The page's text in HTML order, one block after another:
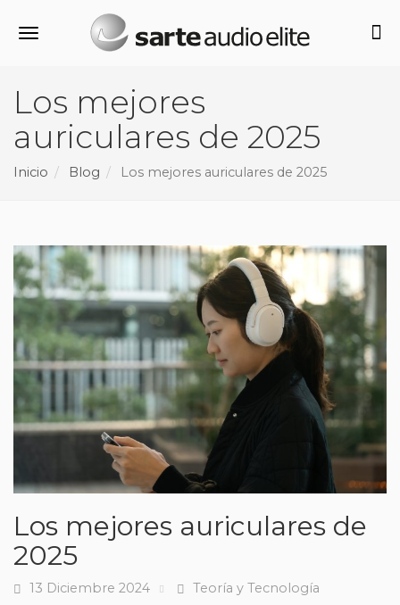
Alternar navegación
Los mejores
auriculares de 2025
Inicio Blog Los mejores auriculares de 2025
Los mejores auriculares de
2025
Fecha
13 Diciembre 2024 Tags
Teoría y Tecnología